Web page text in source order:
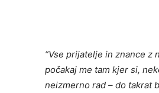
“Vse prijatelje in znance z
počakaj me tam kjer si,
neizmerno rad – do takrat